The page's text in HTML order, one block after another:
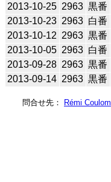
2013-10-25 2963 黒番
2013-10-23 2963 白番
2013-10-12 2963 黒番
2013-10-05 2963 白番
2013-09-28 2963 黒番
2013-09-14 2963 黒番
問合せ先： Rémi Coulom